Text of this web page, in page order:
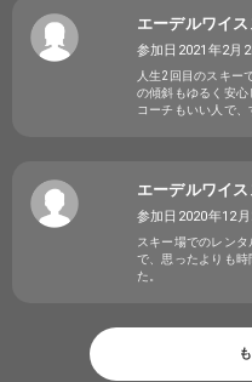
エーデルワイ
参加日2021年2月
人生2回目のスキー
の傾斜もゆるく安
コーチもいい人で、
エーデルワイ
参加日2020年12月
スキー場でのレン
で、思ったよりも
た。